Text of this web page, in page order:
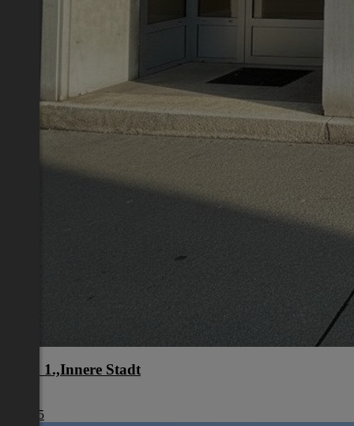
Wien 1.,Innere Stadt
€ 1.245